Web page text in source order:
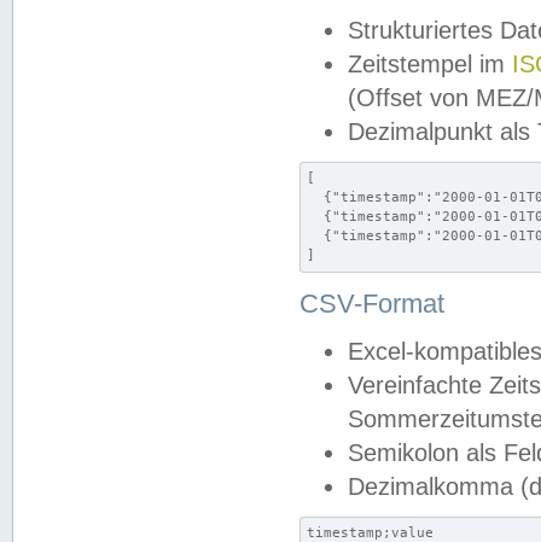
Strukturiertes
Zeitstempel im
(Offset von MEZ/
Dezimalpunkt als
[
{"timestamp":"2000-01-
{"timestamp":"2000-01-
{"timestamp":"2000-01-
]
CSV-Format
Excel-
Vereinfachte
Semikolon als
Dezimalkomma
timestamp;value